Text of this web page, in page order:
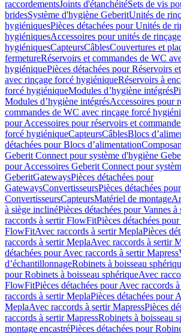
raccordementsJoints d'étanchéitéSets de vis
bridesSystème d'hygiène GeberitUnités de
hygiéniquesPièces détachées pour Unités de
hygiéniquesAccessoires pour unités de rinçage
hygiéniquesCapteursCâblesCouvertures et
fermetureRéservoirs et commandes de WC
hygiéniquePièces détachées pour Réservoirs
avec rinçage forcé hygiéniqueRéservoirs à
forcé hygiéniqueModules d’hygiène intégrés
Modules d’hygiène intégrésAccessoires pour
commandes de WC avec rinçage forcé
pour Accessoires pour réservoirs et
forcé hygiéniqueCapteursCâblesBlocs
détachées pour Blocs d’alimentation
Geberit Connect pour système d'hygiène
pour Accessoires Geberit Connect pour
GeberitGatewaysPièces détachées pour
GatewaysConvertisseursPièces détachées pour
ConvertisseursCapteursMatériel de montage
à siège inclinéPièces détachées pour Vannes
raccords à sertir FlowFitPièces détachées
FlowFitAvec raccords à sertir MeplaPièces
raccords à sertir MeplaAvec raccords à sertir
détachées pour Avec raccords à sertir Mapress
d’échantillonnageRobinets à boisseau
pour Robinets à boisseau sphériqueAvec
FlowFitPièces détachées pour Avec raccords
raccords à sertir MeplaPièces détachées pour
MeplaAvec raccords à sertir MapressPièces
raccords à sertir MapressRobinets à boisseau
montage encastréPièces détachées pour